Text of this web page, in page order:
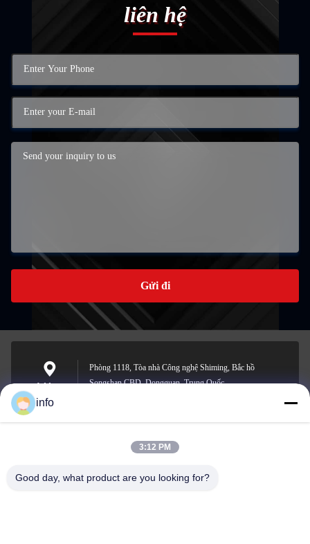
liên hệ
Gửi đi
Address
Phòng 1118, Tòa nhà Công nghệ Shiming, Bắc hồ
Songshan CBD, Dongguan, Trung Quốc
info@gdpowerplus.com
info
3:12 PM
Good day, what product are you looking for?